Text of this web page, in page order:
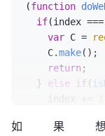
(function
if(index
var C =
    C.
make();
return ;
  }
else if (
1
else
如果